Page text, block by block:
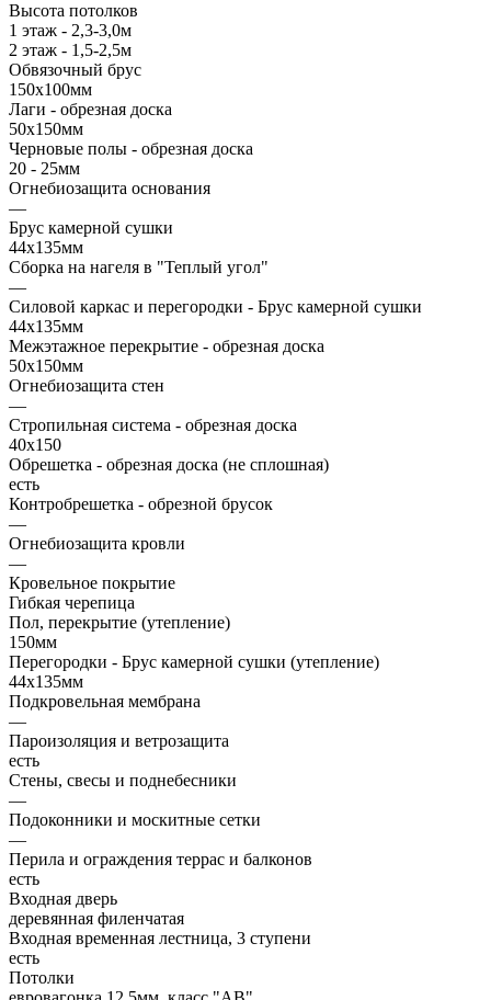
Высота потолков
1 этаж - 2,3-3,0м
2 этаж - 1,5-2,5м
Обвязочный брус
150х100мм
Лаги - обрезная доска
50х150мм
Черновые полы - обрезная доска
20 - 25мм
Огнебиозащита основания
—
Брус камерной сушки
44х135мм
Сборка на нагеля в "Теплый угол"
—
Силовой каркас и перегородки - Брус камерной сушки
44х135мм
Межэтажное перекрытие - обрезная доска
50х150мм
Огнебиозащита стен
—
Стропильная система - обрезная доска
40х150
Обрешетка - обрезная доска (не сплошная)
есть
Контробрешетка - обрезной брусок
—
Огнебиозащита кровли
—
Кровельное покрытие
Гибкая черепица
Пол, перекрытие (утепление)
150мм
Перегородки - Брус камерной сушки (утепление)
44х135мм
Подкровельная мембрана
—
Пароизоляция и ветрозащита
есть
Стены, свесы и поднебесники
—
Подоконники и москитные сетки
—
Перила и ограждения террас и балконов
есть
Входная дверь
деревянная филенчатая
Входная временная лестница, 3 ступени
есть
Потолки